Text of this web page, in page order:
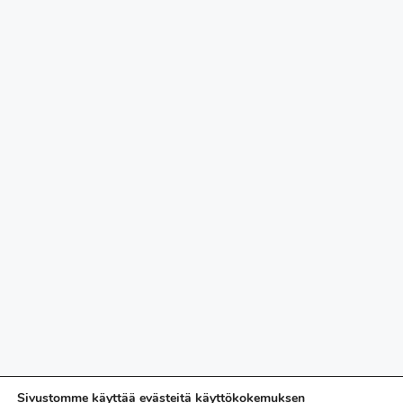
Sivustomme käyttää evästeitä käyttökokemuksen